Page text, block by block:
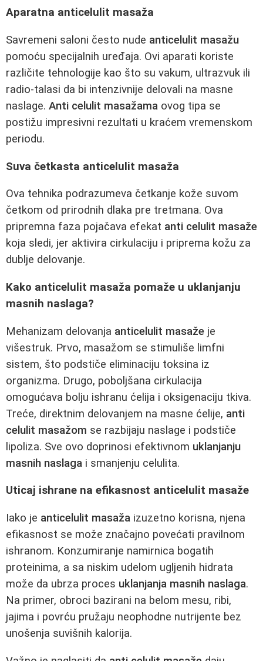
Aparatna anticelulit masaža
Savremeni saloni često nude anticelulit masažu
pomoću specijalnih uređaja. Ovi aparati koriste
različite tehnologije kao što su vakum, ultrazvuk ili
radio-talasi da bi intenzivnije delovali na masne
naslage. Anti celulit masažama ovog tipa se
postižu impresivni rezultati u kraćem vremenskom
periodu.
Suva četkasta anticelulit masaža
Ova tehnika podrazumeva četkanje kože suvom
četkom od prirodnih dlaka pre tretmana. Ova
pripremna faza pojačava efekat anti celulit masaže
koja sledi, jer aktivira cirkulaciju i priprema kožu za
dublje delovanje.
Kako anticelulit masaža pomaže u uklanjanju
masnih naslaga?
Mehanizam delovanja anticelulit masaže je
višestruk. Prvo, masažom se stimuliše limfni
sistem, što podstiče eliminaciju toksina iz
organizma. Drugo, poboljšana cirkulacija
omogućava bolju ishranu ćelija i oksigenaciju tkiva.
Treće, direktnim delovanjem na masne ćelije, anti
celulit masažom se razbijaju naslage i podstiče
lipoliza. Sve ovo doprinosi efektivnom uklanjanju
masnih naslaga i smanjenju celulita.
Uticaj ishrane na efikasnost anticelulit masaže
Iako je anticelulit masaža izuzetno korisna, njena
efikasnost se može značajno povećati pravilnom
ishranom. Konzumiranje namirnica bogatih
proteinima, a sa niskim udelom ugljenih hidrata
može da ubrza proces uklanjanja masnih naslaga.
Na primer, obroci bazirani na belom mesu, ribi,
jajima i povrću pružaju neophodne nutrijente bez
unošenja suvišnih kalorija.